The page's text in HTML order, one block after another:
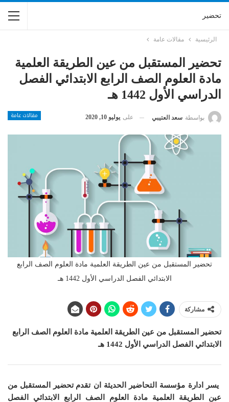
تحضير
الرئيسية مقالات عامة
تحضير المستقبل من عين الطريقة العلمية
مادة العلوم الصف الرابع الابتدائي الفصل
الدراسي الأول 1442 هـ
مقالات عامة بواسطة سعد العتيبي على يوليو 10, 2020
تحضير المستقبل من عين الطريقة العلمية مادة العلوم الصف الرابع
الابتدائي الفصل الدراسي الأول 1442 هـ
مشاركة
تحضير المستقبل من عين الطريقة العلمية مادة العلوم
الصف الرابع
الابتدائي الفصل الدراسي الأول 1442 هـ
يسر ادارة مؤسسة التحاضير الحديثة ان تقدم تحضير المستقبل من
عين الطريقة العلمية مادة العلوم الصف الرابع الابتدائي الفصل